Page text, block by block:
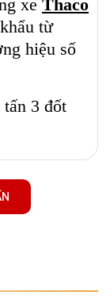
xe Thaco
từ
hiệu số
3 đốt